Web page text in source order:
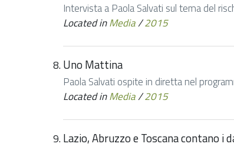
Intervista a Paola Salvati sul tema del
Located inMedia/2015
Uno Mattina
Paola Salvati ospite in diretta nel
Located inMedia/2015
Lazio, Abruzzo e Toscana contano i